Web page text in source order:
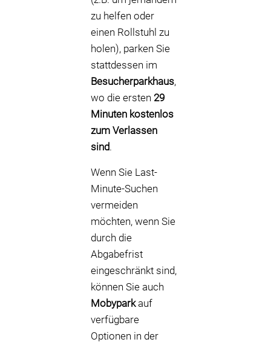
zu helfen oder
einen Rollstuhl zu
holen), parken Sie
stattdessen im
Besucherparkhaus,
wo die ersten 29
Minuten kostenlos
zum Verlassen
sind.
Wenn Sie Last-
Minute-Suchen
vermeiden
möchten, wenn Sie
durch die
Abgabefrist
eingeschränkt sind,
können Sie auch
Mobyparkauf
verfügbare
Optionen in der